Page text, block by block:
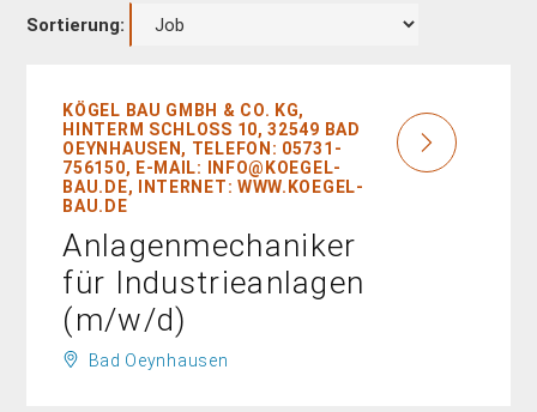
Sortierung:
KÖGEL BAU GMBH & CO. KG,
HINTERM SCHLOSS 10, 32549 BAD O
EYNHAUSEN, TELEFON: 05731-7
56150, E-MAIL: INFO@KOEGEL-B
AU.DE, INTERNET: WWW.KOEGEL-B
AU.DE
Anlagenmechaniker
für Industrieanlagen
(m/w/d)
Bad Oeynhausen